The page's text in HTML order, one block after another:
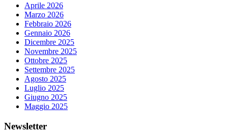
Aprile 2026
Marzo 2026
Febbraio 2026
Gennaio 2026
Dicembre 2025
Novembre 2025
Ottobre 2025
Settembre 2025
Agosto 2025
Luglio 2025
Giugno 2025
Maggio 2025
Newsletter